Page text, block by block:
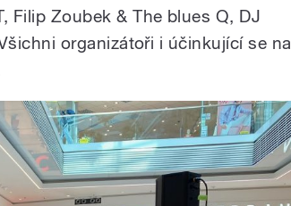
Filip Zoubek & The blues Q, DJ
organizátoři i účinkující se na